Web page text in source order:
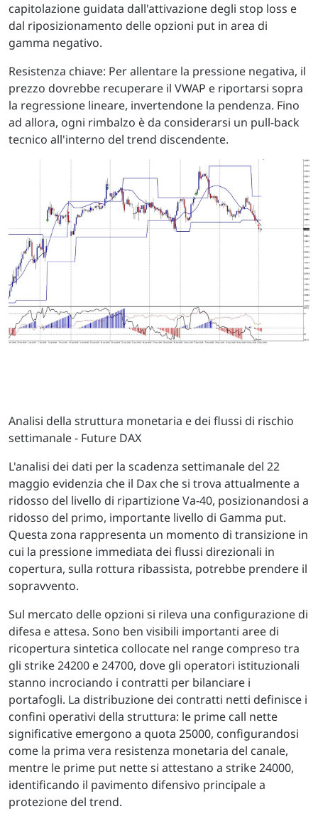
capitolazione guidata dall'attivazione degli stop loss e
dal riposizionamento delle opzioni put in area di
gamma negativo.
Resistenza chiave: Per allentare la pressione negativa, il
prezzo dovrebbe recuperare il VWAP e riportarsi sopra
la regressione lineare, invertendone la pendenza. Fino
ad allora, ogni rimbalzo è da considerarsi un pull-back
tecnico all'interno del trend discendente.
Analisi della struttura monetaria e dei flussi di rischio
settimanale - Future DAX
L'analisi dei dati per la scadenza settimanale del 22
maggio evidenzia che il Dax che si trova attualmente a
ridosso del livello di ripartizione Va-40, posizionandosi a
ridosso del primo, importante livello di Gamma put.
Questa zona rappresenta un momento di transizione in
cui la pressione immediata dei flussi direzionali in
copertura, sulla rottura ribassista, potrebbe prendere il
sopravvento.
Sul mercato delle opzioni si rileva una configurazione di
difesa e attesa. Sono ben visibili importanti aree di
ricopertura sintetica collocate nel range compreso tra
gli strike 24200 e 24700, dove gli operatori istituzionali
stanno incrociando i contratti per bilanciare i
portafogli. La distribuzione dei contratti netti definisce i
confini operativi della struttura: le prime call nette
significative emergono a quota 25000, configurandosi
come la prima vera resistenza monetaria del canale,
mentre le prime put nette si attestano a strike 24000,
identificando il pavimento difensivo principale a
protezione del trend.